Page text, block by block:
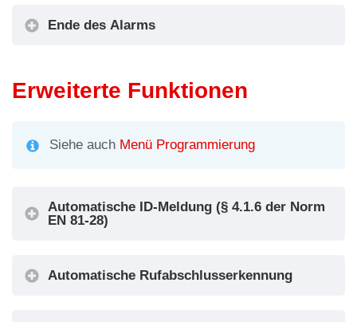
Ende des Alarms
Erweiterte Funktionen
Siehe auch Menü Programmierung
Automatische ID-Meldung (§ 4.1.6 der Norm
EN 81-28)
Automatische Rufabschlusserkennung